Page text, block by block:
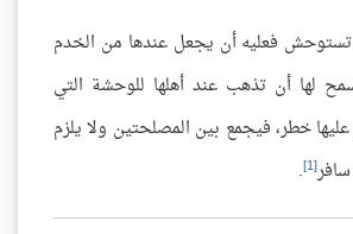
تستوحش فعليه أن يجعل عندها من الخدم
لها أن تذهب عند أهلها للوحشة التي
عليها خطر، فيجمع بين المصلحتين ولا يلزم
[1]
.